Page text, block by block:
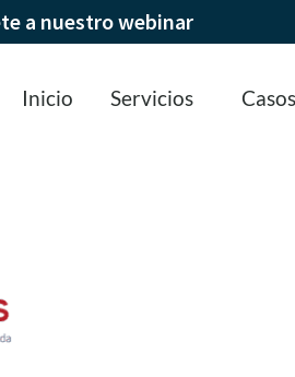
a nuestro webinar
Inicio Servicios